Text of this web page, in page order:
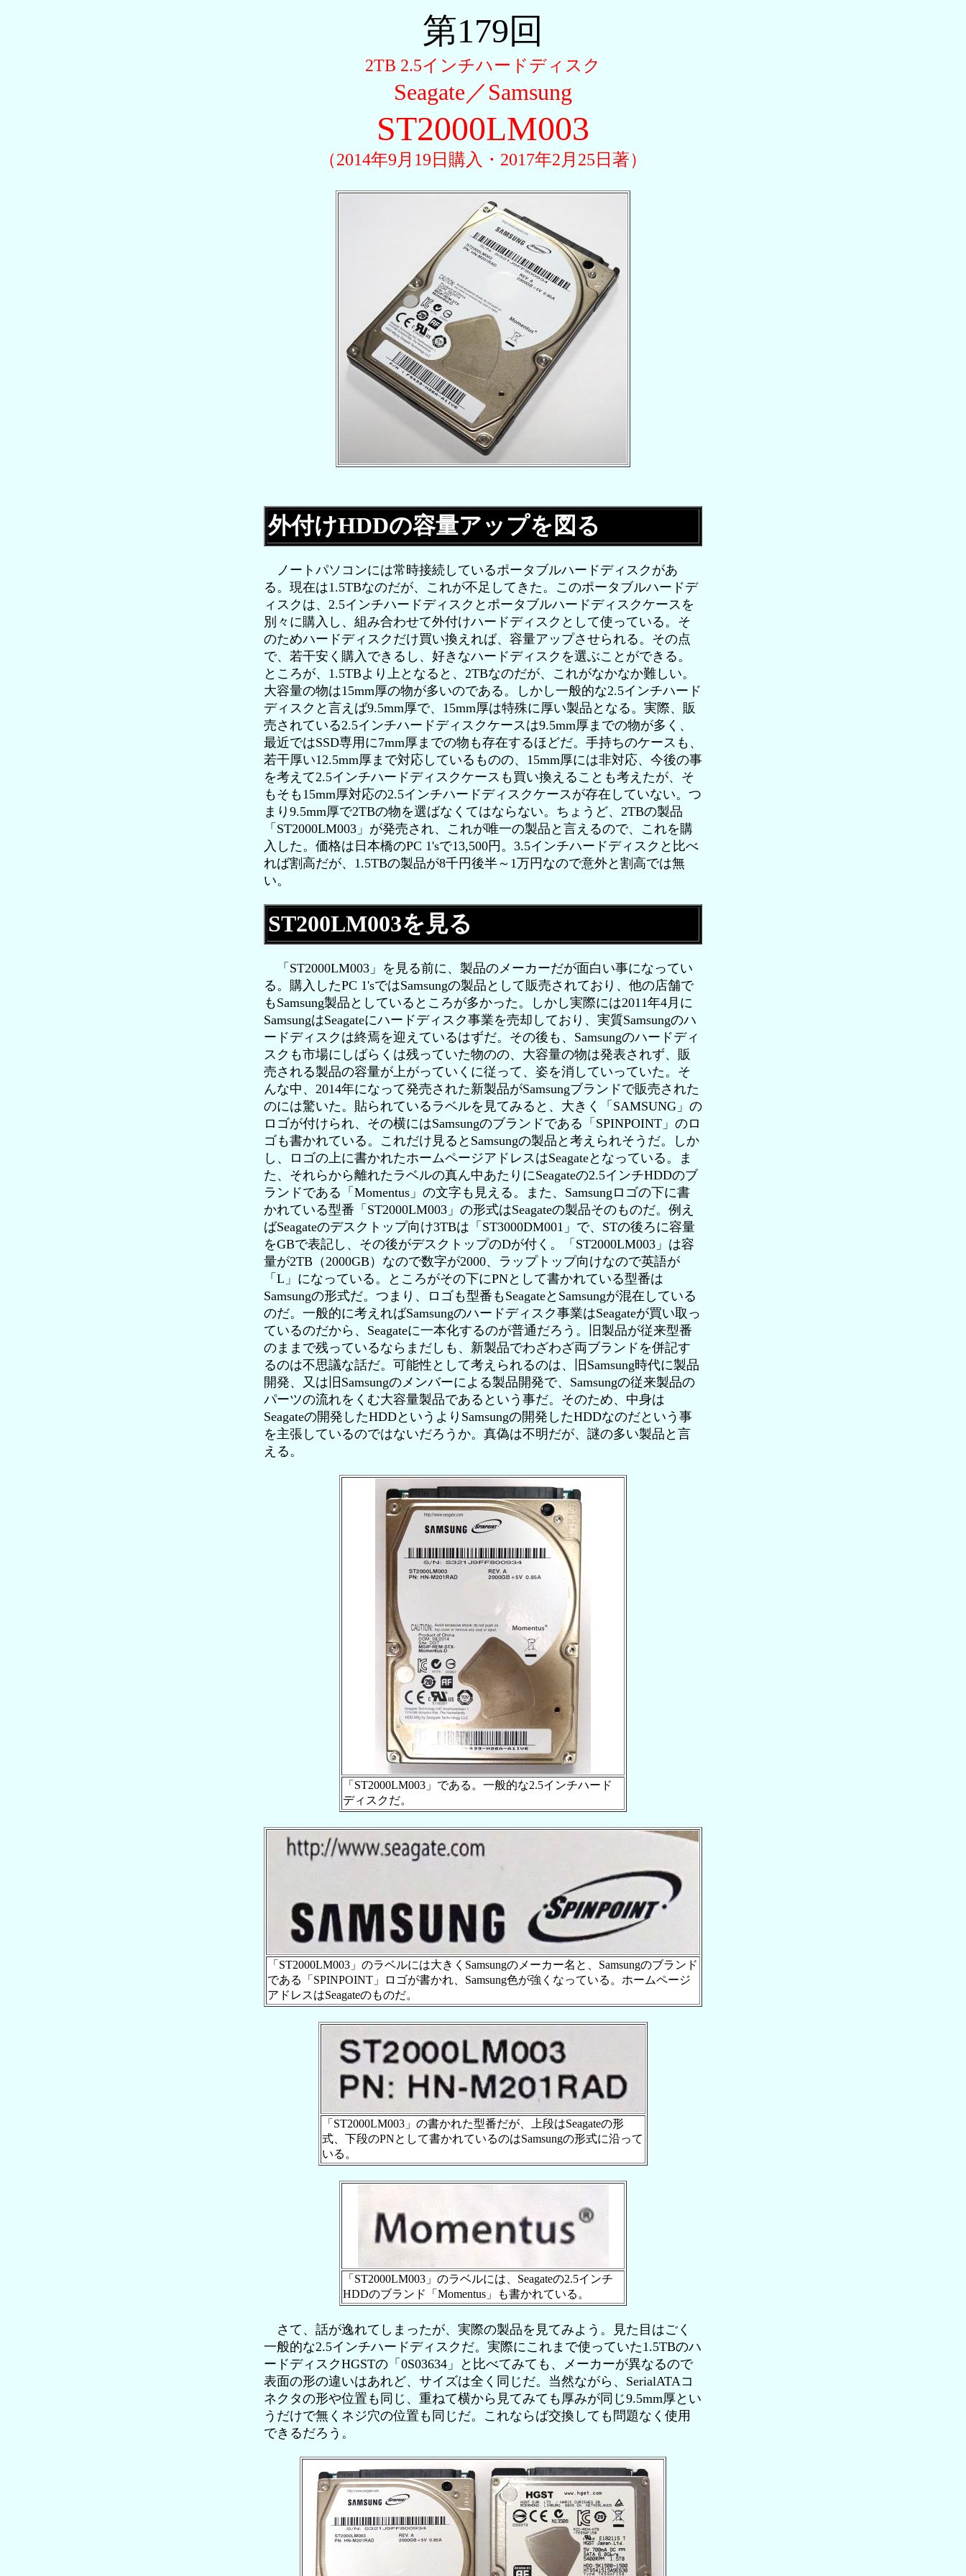
第179回
2TB 2.5インチハードディスク
Seagate／Samsung
ST2000LM003
（2014年9月19日購入・2017年2月25日著）
外付けHDDの容量アップを図る
ノートパソコンには常時接続しているポータブルハードディスクがあ
る。現在は1.5TBなのだが、これが不足してきた。このポータブルハードデ
ィスクは、2.5インチハードディスクとポータブルハードディスクケースを
別々に購入し、組み合わせて外付けハードディスクとして使っている。そ
のためハードディスクだけ買い換えれば、容量アップさせられる。その点
で、若干安く購入できるし、好きなハードディスクを選ぶことができる。
ところが、1.5TBより上となると、2TBなのだが、これがなかなか難しい。
大容量の物は15mm厚の物が多いのである。しかし一般的な2.5インチハード
ディスクと言えば9.5mm厚で、15mm厚は特殊に厚い製品となる。実際、販
売されている2.5インチハードディスクケースは9.5mm厚までの物が多く、
最近ではSSD専用に7mm厚までの物も存在するほどだ。手持ちのケースも、
若干厚い12.5mm厚まで対応しているものの、15mm厚には非対応、今後の事
を考えて2.5インチハードディスクケースも買い換えることも考えたが、そ
もそも15mm厚対応の2.5インチハードディスクケースが存在していない。つ
まり9.5mm厚で2TBの物を選ばなくてはならない。ちょうど、2TBの製品
「ST2000LM003」が発売され、これが唯一の製品と言えるので、これを購
入した。価格は日本橋のPC 1'sで13,500円。3.5インチハードディスクと比べ
れば割高だが、1.5TBの製品が8千円後半～1万円なので意外と割高では無
い。
ST200LM003を見る
「ST2000LM003」を見る前に、製品のメーカーだが面白い事になってい
る。購入したPC 1'sではSamsungの製品として販売されており、他の店舗で
もSamsung製品としているところが多かった。しかし実際には2011年4月に
SamsungはSeagateにハードディスク事業を売却しており、実質Samsungのハ
ードディスクは終焉を迎えているはずだ。その後も、Samsungのハードディ
スクも市場にしばらくは残っていた物のの、大容量の物は発表されず、販
売される製品の容量が上がっていくに従って、姿を消していっていた。そ
んな中、2014年になって発売された新製品がSamsungブランドで販売された
のには驚いた。貼られているラベルを見てみると、大きく「SAMSUNG」の
ロゴが付けられ、その横にはSamsungのブランドである「SPINPOINT」のロ
ゴも書かれている。これだけ見るとSamsungの製品と考えられそうだ。しか
し、ロゴの上に書かれたホームページアドレスはSeagateとなっている。ま
た、それらから離れたラベルの真ん中あたりにSeagateの2.5インチHDDのブ
ランドである「Momentus」の文字も見える。また、Samsungロゴの下に書
かれている型番「ST2000LM003」の形式はSeagateの製品そのものだ。例え
ばSeagateのデスクトップ向け3TBは「ST3000DM001」で、STの後ろに容量
をGBで表記し、その後がデスクトップのDが付く。「ST2000LM003」は容
量が2TB（2000GB）なので数字が2000、ラップトップ向けなので英語が
「L」になっている。ところがその下にPNとして書かれている型番は
Samsungの形式だ。つまり、ロゴも型番もSeagateとSamsungが混在している
のだ。一般的に考えればSamsungのハードディスク事業はSeagateが買い取っ
ているのだから、Seagateに一本化するのが普通だろう。旧製品が従来型番
のままで残っているならまだしも、新製品でわざわざ両ブランドを併記す
るのは不思議な話だ。可能性として考えられるのは、旧Samsung時代に製品
開発、又は旧Samsungのメンバーによる製品開発で、Samsungの従来製品の
パーツの流れをくむ大容量製品であるという事だ。そのため、中身は
Seagateの開発したHDDというよりSamsungの開発したHDDなのだという事
を主張しているのではないだろうか。真偽は不明だが、謎の多い製品と言
える。
「ST2000LM003」である。一般的な2.5インチハード
ディスクだ。
「ST2000LM003」のラベルには大きくSamsungのメーカー名と、Samsungのブランド
である「SPINPOINT」ロゴが書かれ、Samsung色が強くなっている。ホームページ
アドレスはSeagateのものだ。
「ST2000LM003」の書かれた型番だが、上段はSeagateの形
式、下段のPNとして書かれているのはSamsungの形式に沿って
いる。
「ST2000LM003」のラベルには、Seagateの2.5インチ
HDDのブランド「Momentus」も書かれている。
さて、話が逸れてしまったが、実際の製品を見てみよう。見た目はごく
一般的な2.5インチハードディスクだ。実際にこれまで使っていた1.5TBのハ
ードディスクHGSTの「0S03634」と比べてみても、メーカーが異なるので
表面の形の違いはあれど、サイズは全く同じだ。当然ながら、SerialATAコ
ネクタの形や位置も同じ、重ねて横から見てみても厚みが同じ9.5mm厚とい
うだけで無くネジ穴の位置も同じだ。これならば交換しても問題なく使用
できるだろう。